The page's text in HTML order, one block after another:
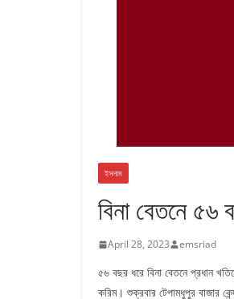
ইসলাম
বিনা বেতনে ৫৬
April 28, 2023 emsriad
৫৬ বছর ধরে বিনা বেতনে প্রধান
করিম। শুক্রবার টেপামধুপুর বাজার